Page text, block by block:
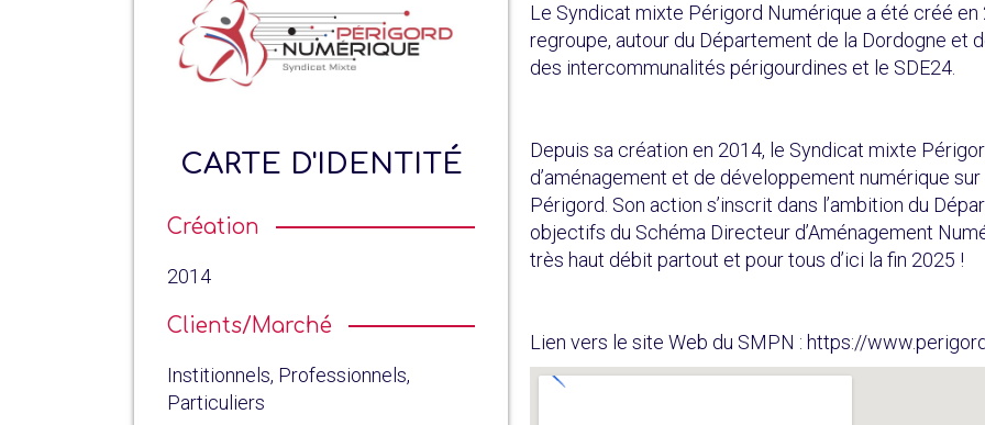
CARTE D'IDENTITÉ
Création
2014
Clients/Marché
Institionnels, Professionnels,
Particuliers
Le Syndicat mixte Périgord Numérique a été créé en
regroupe, autour du Département de la Dordogne et
des intercommunalités périgourdines et le SDE24.
Depuis sa création en 2014, le Syndicat mixte
d’aménagement et de développement numérique
Périgord. Son action s’inscrit dans l’ambition du
objectifs du Schéma Directeur d’Aménagement
très haut débit partout et pour tous d’ici la fin 2025 !
Lien vers le site Web du SMPN : https://